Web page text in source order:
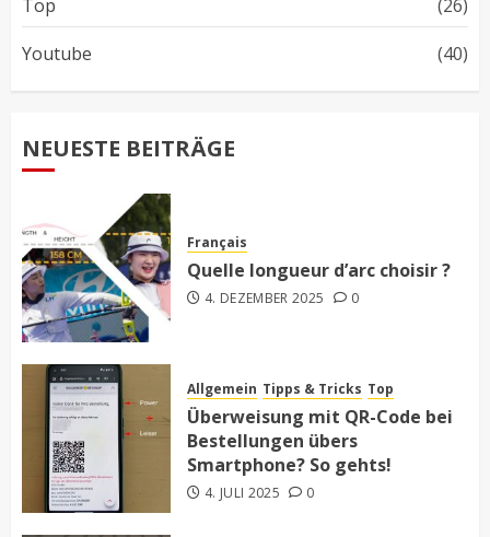
Top
(26)
Youtube
(40)
NEUESTE BEITRÄGE
Français
Quelle longueur d’arc choisir ?
4. DEZEMBER 2025 0
Allgemein Tipps & Tricks Top
Überweisung mit QR-Code bei
Bestellungen übers
Smartphone? So gehts!
4. JULI 2025 0